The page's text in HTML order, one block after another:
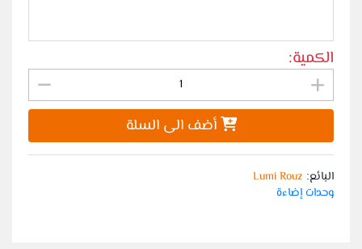
الكمية:
أضف الى السلة
البائع:
Lumi Rouz
وحدات إضاءة